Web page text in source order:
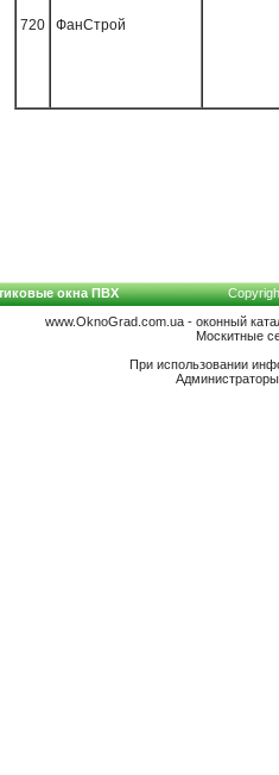
720 ФанСтрой
окна ПВХ
www.OknoGrad.com.ua - оконный
Москитные
При использовании